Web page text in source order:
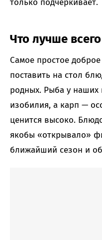
только подчеркивает.
Что лучше
Самое простое
поставить на стол
родных. Рыба у
изобилия, а карп —
ценится высоко.
якобы «открывало»
ближайший сезон и